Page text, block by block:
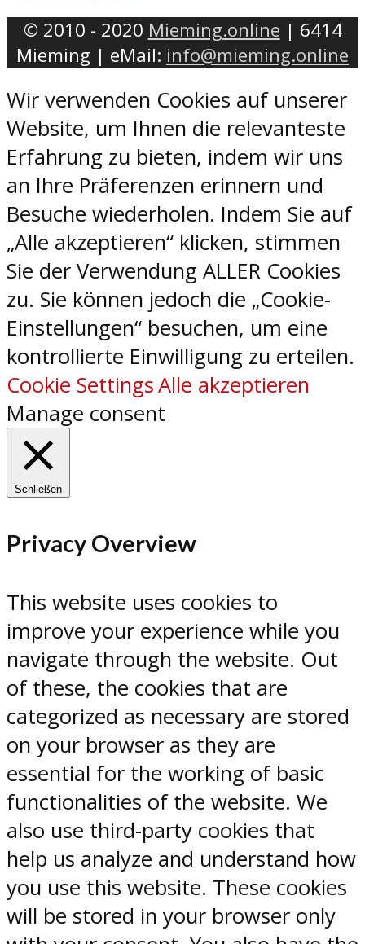
© 2010 - 2020 Mieming.online | 6414
Mieming | eMail: info@mieming.online
Wir verwenden Cookies auf unserer
Website, um Ihnen die relevanteste
Erfahrung zu bieten, indem wir uns
an Ihre Präferenzen erinnern und
Besuche wiederholen. Indem Sie auf
„Alle akzeptieren“ klicken, stimmen
Sie der Verwendung ALLER Cookies
zu. Sie können jedoch die „Cookie-
Einstellungen“ besuchen, um eine
kontrollierte Einwilligung zu erteilen.
Cookie SettingsAlle akzeptieren
Manage consent
Schließen
Privacy Overview
This website uses cookies to
improve your experience while you
navigate through the website. Out
of these, the cookies that are
categorized as necessary are stored
on your browser as they are
essential for the working of basic
functionalities of the website. We
also use third-party cookies that
help us analyze and understand how
you use this website. These cookies
will be stored in your browser only